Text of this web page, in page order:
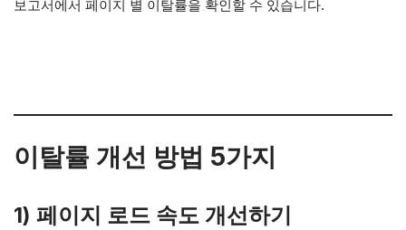
보고서에서 페이지 별 이탈률을 확인할 수 있습니다.
이탈률 개선 방법 5가지
1) 페이지 로드 속도 개선하기